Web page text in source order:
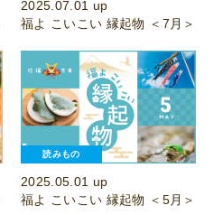
2025.07.01 up
福よ こいこい 縁起物 ＜7月＞
読みもの
2025.05.01 up
福よ こいこい 縁起物 ＜5月＞